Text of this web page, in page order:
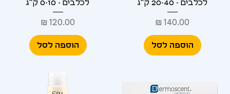
לכלבים - 20-40 ק"ג
מחיר
הוספה לסל
לכלבים - 0-10 ק"ג
מחיר
הוספה לסל